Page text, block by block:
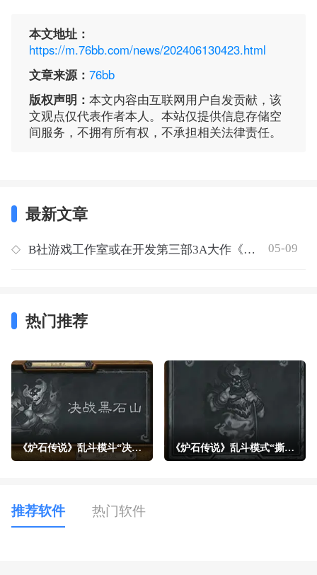
本文地址：
https://m.76bb.com/news/202406130423.html
文章来源： 76bb
版权声明： 本文内容由互联网用户自发贡献，该
文观点仅代表作者本人。本站仅提供信息存储空
间服务，不拥有所有权，不承担相关法律责任。
最新文章
◇ B社游戏工作室或在开发第三部3A大作《星战》 05-09
热门推荐
《炉石传说》乱斗模斗“决战黑石山”现已开放 《炉石传说》乱斗模式“撕牌大战”现已开放
推荐软件 热门软件